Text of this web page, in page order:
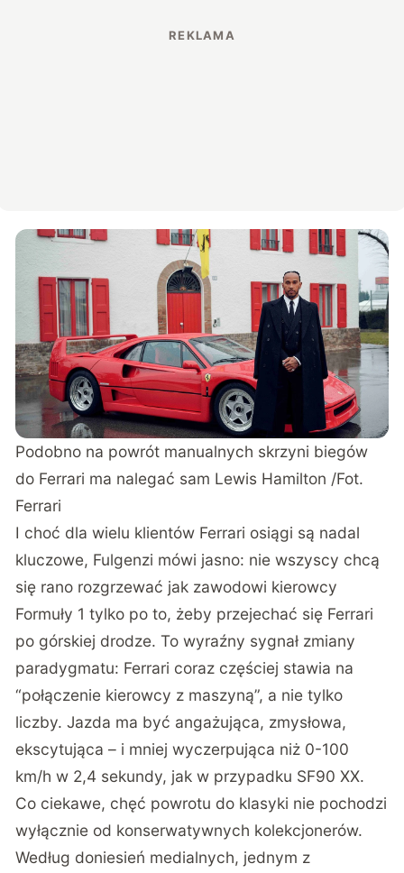
Podobno na powrót manualnych skrzyni biegów
do Ferrari ma nalegać sam Lewis Hamilton /Fot.
Ferrari
I choć dla wielu klientów Ferrari osiągi są nadal
kluczowe, Fulgenzi mówi jasno: nie wszyscy chcą
się rano rozgrzewać jak zawodowi kierowcy
Formuły 1 tylko po to, żeby przejechać się Ferrari
po górskiej drodze. To wyraźny sygnał zmiany
paradygmatu: Ferrari coraz częściej stawia na
“połączenie kierowcy z maszyną”, a nie tylko
liczby. Jazda ma być angażująca, zmysłowa,
ekscytująca – i mniej wyczerpująca niż 0-100
km/h w 2,4 sekundy, jak w przypadku SF90 XX.
Co ciekawe, chęć powrotu do klasyki nie pochodzi
wyłącznie od konserwatywnych kolekcjonerów.
Według doniesień medialnych, jednym z